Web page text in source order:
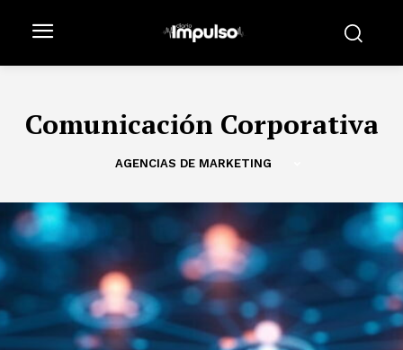
Comunicación Corporativa
AGENCIAS DE MARKETING